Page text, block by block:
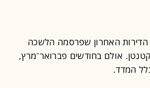
הדירות האחרון שפרסמה הלשכה
אולם בחודשים פברואר־מרץ,